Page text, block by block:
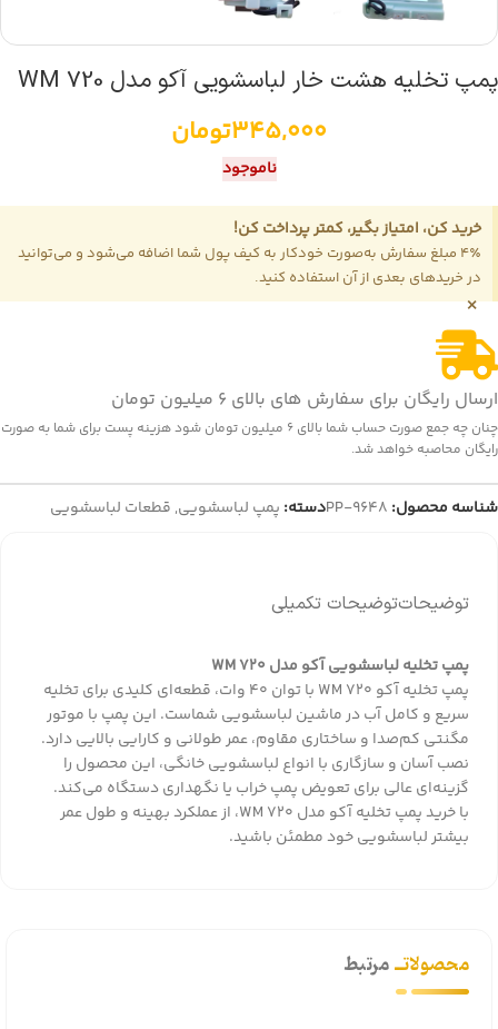
پمپ تخلیه هشت خار لباسشویی آکو مدل WM 720
345,000تومان
ناموجود
خرید کن، امتیاز بگیر، کمتر پرداخت کن!
4٪ مبلغ سفارش به‌صورت خودکار به کیف پول شما اضافه می‌شود و می‌توانید
در خریدهای بعدی از آن استفاده کنید.
×
ارسال رایگان برای سفارش های بالای 6 میلیون تومان
چنان چه جمع صورت حساب شما بالای 6 میلیون تومان شود هزینه پست برای شما به صورت
رایگان محاصبه خواهد شد.
شناسه محصول: PP-9648دسته: پمپ لباسشویی, قطعات لباسشویی
توضیحاتتوضیحات تکمیلی
پمپ تخلیه لباسشویی آکو مدل WM 720
پمپ تخلیه آکو WM 720 با توان 40 وات، قطعه‌ای کلیدی برای تخلیه
سریع و کامل آب در ماشین لباسشویی شماست. این پمپ با موتور
مگنتی کم‌صدا و ساختاری مقاوم، عمر طولانی و کارایی بالایی دارد.
نصب آسان و سازگاری با انواع لباسشویی خانگی، این محصول را
گزینه‌ای عالی برای تعویض پمپ خراب یا نگهداری دستگاه می‌کند.
با خرید پمپ تخلیه آکو مدل WM 720، از عملکرد بهینه و طول عمر
بیشتر لباسشویی خود مطمئن باشید.
محصولاتــمرتبط